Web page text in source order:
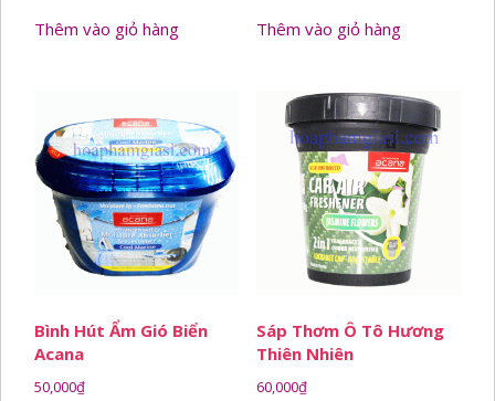
Thêm vào giỏ hàng Thêm vào giỏ hàng
Bình Hút Ẩm Gió Biển
Acana
50,000₫
Sáp Thơm Ô Tô Hương
Thiên Nhiên
60,000₫